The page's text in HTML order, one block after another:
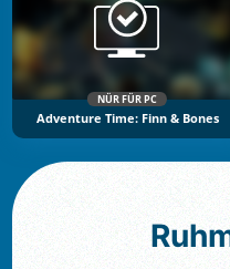
NÜR FÜR PC
Adventure Time: Finn & Bones